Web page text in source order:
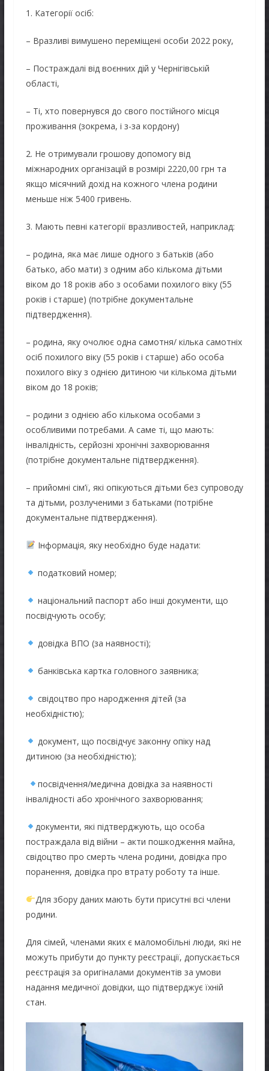
1. Категорії осіб:
– Вразливі вимушено переміщені особи 2022 року,
– Постраждалі від воєнних дій у Чернігівській
області,
– Ті, хто повернувся до свого постійного місця
проживання (зокрема, і з-за кордону)
2. Не отримували грошову допомогу від
міжнародних організацій в розмірі 2220,00 грн та
якщо місячний дохід на кожного члена родини
меньше ніж 5400 гривень.
3. Мають певні категорії вразливостей, наприклад:
– родина, яка має лише одного з батьків (або
батько, або мати) з одним або кількома дітьми
віком до 18 років або з особами похилого віку (55
років і старше) (потрібне документальне
підтвердження).
– родина, яку очолює одна самотня/ кілька самотніх
осіб похилого віку (55 років і старше) або особа
похилого віку з однією дитиною чи кількома дітьми
віком до 18 років;
– родини з однією або кількома особами з
особливими потребами. А саме ті, що мають:
інвалідність, серйозні хронічні захворювання
(потрібне документальне підтвердження).
– прийомні сім’ї, які опікуються дітьми без супроводу
та дітьми, розлученими з батьками (потрібне
документальне підтвердження).
Інформація, яку необхідно буде надати:
податковий номер;
національний паспорт або інші документи, що
посвідчують особу;
довідка ВПО (за наявності);
банківська картка головного заявника;
свідоцтво про народження дітей (за
необхідністю);
документ, що посвідчує законну опіку над
дитиною (за необхідністю);
посвідчення/медична довідка за наявності
інвалідності або хронічного захворювання;
документи, які підтверджують, що особа
постраждала від війни – акти пошкодження майна,
свідоцтво про смерть члена родини, довідка про
поранення, довідка про втрату роботу та інше.
Для збору даних мають бути присутні всі члени
родини.
Для сімей, членами яких є маломобільні люди, які не
можуть прибути до пункту реєстрації, допускається
реєстрація за оригіналами документів за умови
надання медичної довідки, що підтверджує їхній
стан.